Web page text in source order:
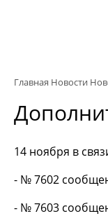
Главная Новости
14 ноября в
- № 7602
- № 7603